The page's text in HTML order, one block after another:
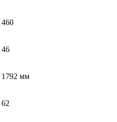
460
46
1792 мм
62